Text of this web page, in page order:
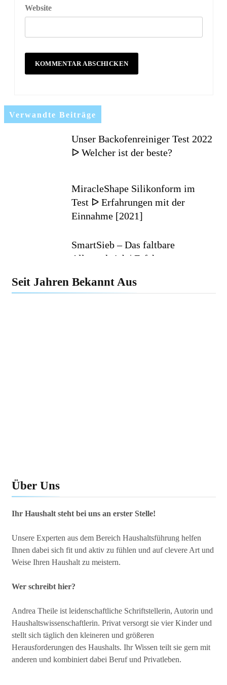
Website
Verwandte Beiträge
Unser Backofenreiniger Test 2022
ᐅ Welcher ist der beste?
MiracleShape Silikonform im
Test ᐅ Erfahrungen mit der
Einnahme [2021]
SmartSieb – Das faltbare
Allzwecksieb | Erfahrungen
Seit Jahren Bekannt Aus
Über Uns
Ihr Haushalt steht bei uns an erster Stelle!
Unsere Experten aus dem Bereich Haushaltsführung helfen
Ihnen dabei sich fit und aktiv zu fühlen und auf clevere Art und
Weise Ihren Haushalt zu meistern.
Wer schreibt hier?
Andrea Theile ist leidenschaftliche Schriftstellerin, Autorin und
Haushaltswissenschaftlerin. Privat versorgt sie vier Kinder und
stellt sich täglich den kleineren und größeren
Herausforderungen des Haushalts. Ihr Wissen teilt sie gern mit
anderen und kombiniert dabei Beruf und Privatleben.